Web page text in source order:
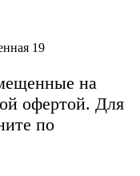
19
на
офертой. Для
по